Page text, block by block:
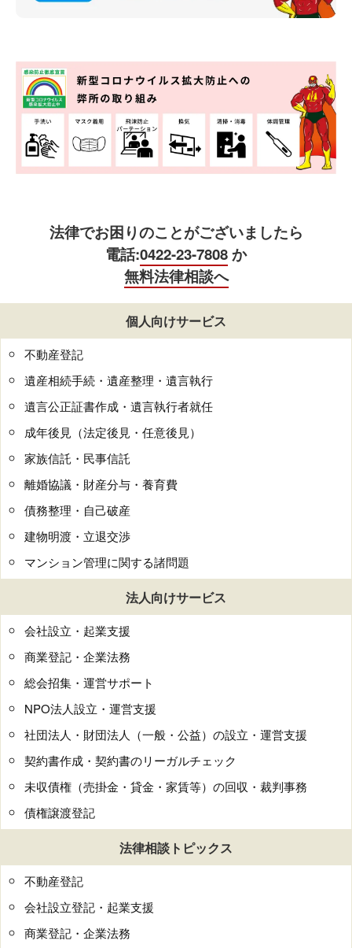
法律でお困りのことがございましたら
電話:0422-23-7808か
無料法律相談へ
個人向けサービス
不動産登記
遺産相続手続・遺産整理・遺言執行
遺言公正証書作成・遺言執行者就任
成年後見（法定後見・任意後見）
家族信託・民事信託
離婚協議・財産分与・養育費
債務整理・自己破産
建物明渡・立退交渉
マンション管理に関する諸問題
法人向けサービス
会社設立・起業支援
商業登記・企業法務
総会招集・運営サポート
NPO法人設立・運営支援
社団法人・財団法人（一般・公益）の設立・運営支援
契約書作成・契約書のリーガルチェック
未収債権（売掛金・貸金・家賃等）の回収・裁判事務
債権譲渡登記
法律相談トピックス
不動産登記
会社設立登記・起業支援
商業登記・企業法務